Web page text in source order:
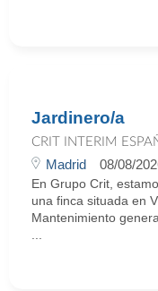
Jardinero/a
CRIT INTERIM
Madrid 08/08/
En Grupo Crit,
una finca situada en
Mantenimiento